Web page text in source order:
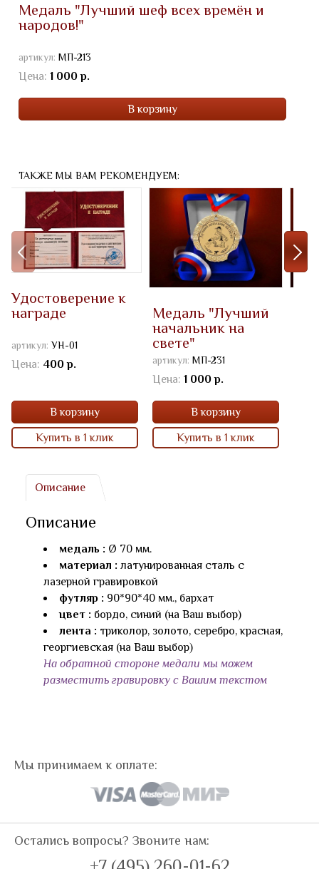
Описание
Описание
медаль : Ø 70 мм.
материал : латунированная сталь с
лазерной гравировкой
футляр : 90*90*40 мм., бархат
цвет : бордо, синий (на Ваш выбор)
лента : триколор, золото, серебро, красная,
георгиевская (на Ваш выбор)
На обратной стороне медали мы можем
разместить гравировку с Вашим текстом
Медаль "Лучший шеф всех времён и
народов!"
артикул: МП-213
Цена: 1 000 р.
В корзину
ТАКЖЕ МЫ ВАМ РЕКОМЕНДУЕМ:
Удостоверение к
награде
артикул:УН-01
Цена: 400 р.
В корзину
Купить в 1 клик
Медаль "Лучший
начальник на
свете"
артикул: МП-231
Цена: 1 000 р.
В корзину
Купить в 1 клик
Мы принимаем к оплате:
Остались вопросы? Звоните нам: